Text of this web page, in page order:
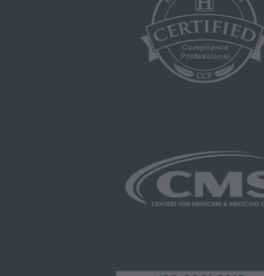
administrados por los Centros de
Medicare y Medicaid (CMS),
conocido como Administración de
Financiamiento de Cuidado de la
para asegurarse que sus
cumplan con los términos de este
Cualquier uso no autorizado en